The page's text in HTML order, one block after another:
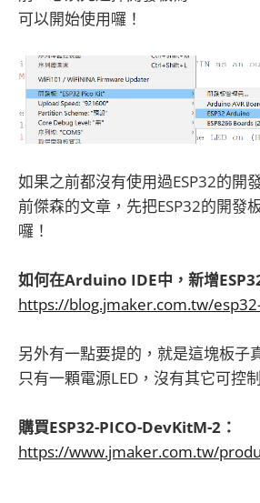
可以開始使用囉！
如果之前都沒有使用過ESP32的開
前傑森的文章，先把ESP32的開發
囉！
如何在Arduino IDE中，新增
https://blog.jmaker.com.tw/
另外有一點要提的，就是這塊板子
只有一顆電源LED，沒有其它可控
購買ESP32-PICO-DevKitM-2：
https://www.jmaker.com.tw/